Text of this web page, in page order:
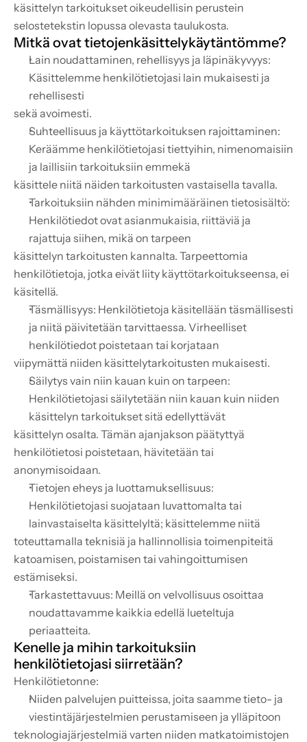
käsittelyn tarkoitukset oikeudellisin perustein
selostetekstin lopussa olevasta taulukosta.
Mitkä ovat tietojenkäsittelykäytäntömme?
Lain noudattaminen, rehellisyys ja läpinäkyvyys:
Käsittelemme henkilötietojasi lain mukaisesti ja
rehellisesti
sekä avoimesti.
Suhteellisuus ja käyttötarkoituksen rajoittaminen:
Keräämme henkilötietojasi tiettyihin, nimenomaisiin
ja laillisiin tarkoituksiin emmekä
käsittele niitä näiden tarkoitusten vastaisella tavalla.
Tarkoituksiin nähden minimimääräinen tietosisältö:
Henkilötiedot ovat asianmukaisia, riittäviä ja
rajattuja siihen, mikä on tarpeen
käsittelyn tarkoitusten kannalta. Tarpeettomia
henkilötietoja, jotka eivät liity käyttötarkoitukseensa, ei
käsitellä.
Täsmällisyys: Henkilötietoja käsitellään täsmällisesti
ja niitä päivitetään tarvittaessa. Virheelliset
henkilötiedot poistetaan tai korjataan
viipymättä niiden käsittelytarkoitusten mukaisesti.
Säilytys vain niin kauan kuin on tarpeen:
Henkilötietojasi säilytetään niin kauan kuin niiden
käsittelyn tarkoitukset sitä edellyttävät
käsittelyn osalta. Tämän ajanjakson päätyttyä
henkilötietosi poistetaan, hävitetään tai
anonymisoidaan.
Tietojen eheys ja luottamuksellisuus:
Henkilötietojasi suojataan luvattomalta tai
lainvastaiselta käsittelyltä; käsittelemme niitä
toteuttamalla teknisiä ja hallinnollisia toimenpiteitä
katoamisen, poistamisen tai vahingoittumisen
estämiseksi.
Tarkastettavuus: Meillä on velvollisuus osoittaa
noudattavamme kaikkia edellä lueteltuja
periaatteita.
Kenelle ja mihin tarkoituksiin
henkilötietojasi siirretään?
Henkilötietonne:
Niiden palvelujen puitteissa, joita saamme tieto- ja
viestintäjärjestelmien perustamiseen ja ylläpitoon
teknologiajärjestelmiä varten niiden matkatoimistojen